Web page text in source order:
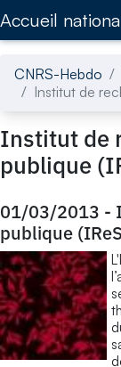
Accueil
CNRS-Hebdo
Institut de
Institut de
publique
01/03/2013 -
publique